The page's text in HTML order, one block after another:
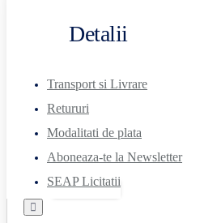
Detalii
Transport si Livrare
Retururi
Modalitati de plata
Aboneaza-te la Newsletter
SEAP Licitatii